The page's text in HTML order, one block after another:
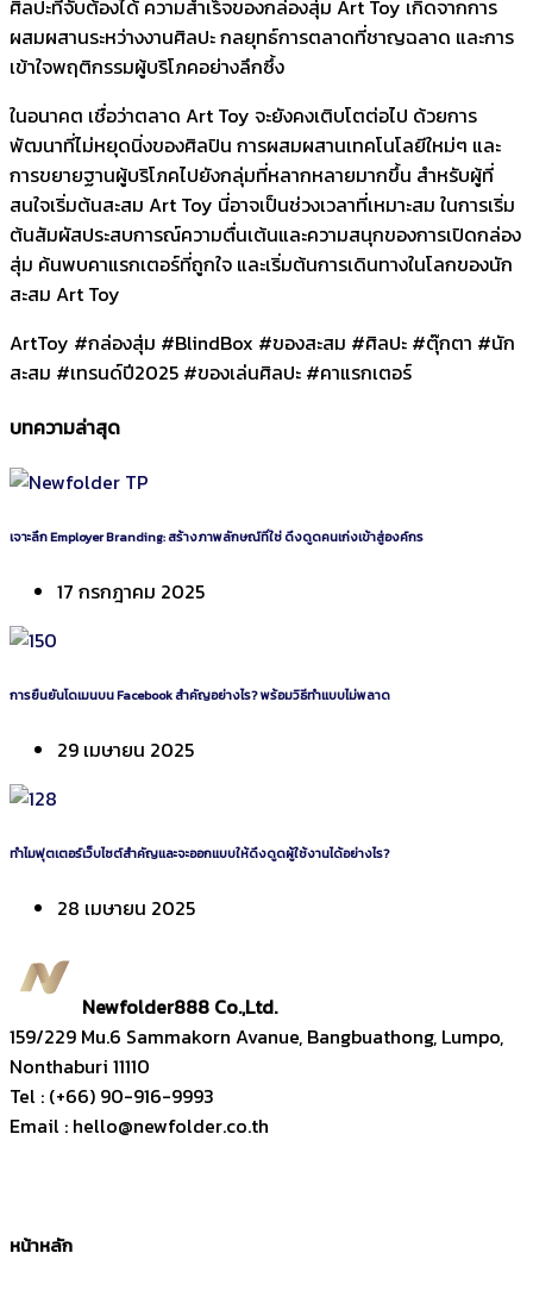
ศิลปะที่จับต้องได้ ความสำเร็จของกล่องสุ่ม Art Toy เกิดจากการ
ผสมผสานระหว่างงานศิลปะ กลยุทธ์การตลาดที่ชาญฉลาด และการ
เข้าใจพฤติกรรมผู้บริโภคอย่างลึกซึ้ง
ในอนาคต เชื่อว่าตลาด Art Toy จะยังคงเติบโตต่อไป ด้วยการ
พัฒนาที่ไม่หยุดนิ่งของศิลปิน การผสมผสานเทคโนโลยีใหม่ๆ และ
การขยายฐานผู้บริโภคไปยังกลุ่มที่หลากหลายมากขึ้น สำหรับผู้ที่
สนใจเริ่มต้นสะสม Art Toy นี่อาจเป็นช่วงเวลาที่เหมาะสม ในการเริ่ม
ต้นสัมผัสประสบการณ์ความตื่นเต้นและความสนุกของการเปิดกล่อง
สุ่ม ค้นพบคาแรกเตอร์ที่ถูกใจ และเริ่มต้นการเดินทางในโลกของนัก
สะสม Art Toy
ArtToy #กล่องสุ่ม #BlindBox #ของสะสม #ศิลปะ #ตุ๊กตา #นัก
สะสม #เทรนด์ปี2025 #ของเล่นศิลปะ #คาแรกเตอร์
บทความล่าสุด
เจาะลึก Employer Branding: สร้างภาพลักษณ์ที่ใช่ ดึงดูดคนเก่งเข้าสู่องค์กร
17 กรกฎาคม 2025
การยืนยันโดเมนบน Facebook สำคัญอย่างไร? พร้อมวิธีทำแบบไม่พลาด
29 เมษายน 2025
ทำไมฟุตเตอร์เว็บไซต์สำคัญและจะออกแบบให้ดึงดูดผู้ใช้งานได้อย่างไร?
28 เมษายน 2025
Newfolder888 Co.,Ltd.
159/229 Mu.6 Sammakorn Avanue, Bangbuathong, Lumpo,
Nonthaburi 11110
Tel : (+66) 90-916-9993
Email : hello@newfolder.co.th
หน้าหลัก